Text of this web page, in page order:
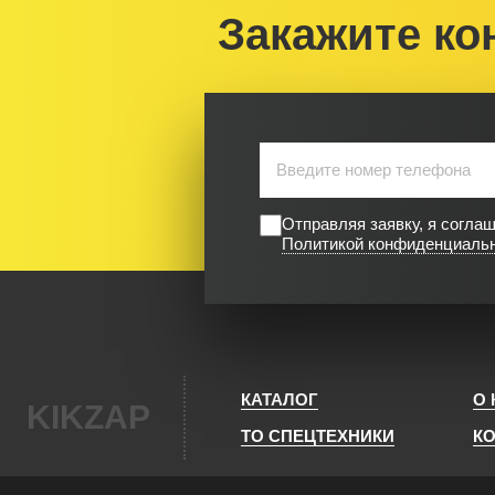
Закажите
Отправляя заявку, я
Политикой
KIKZAP КАТАЛОГ
О
ТО СПЕЦТЕХНИКИ